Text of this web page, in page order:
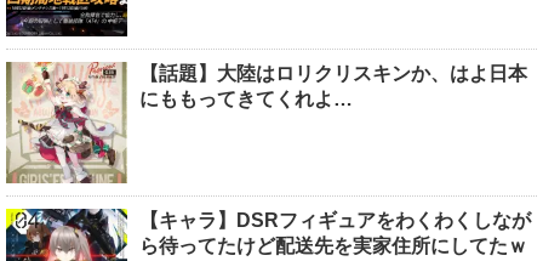
【話題】大陸はロリクリスキンか、はよ日本
にももってきてくれよ…
【キャラ】DSRフィギュアをわくわくしなが
ら待ってたけど配送先を実家住所にしてたｗ